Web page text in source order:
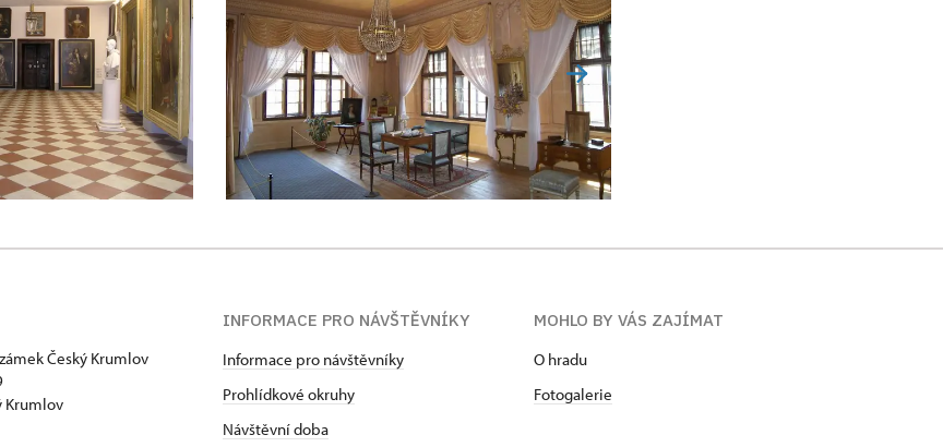
Český Krumlov
Krumlov
INFORMACE PRO NÁVŠTĚVNÍKY
Informace pro návštěvníky
Prohlídkové okruhy
Návštěvní doba
MOHLO BY VÁS ZAJÍMAT
O hradu
Fotogalerie